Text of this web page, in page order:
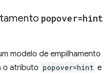
popover=hint
modelo de empilhamento
o atributo popover=hint e